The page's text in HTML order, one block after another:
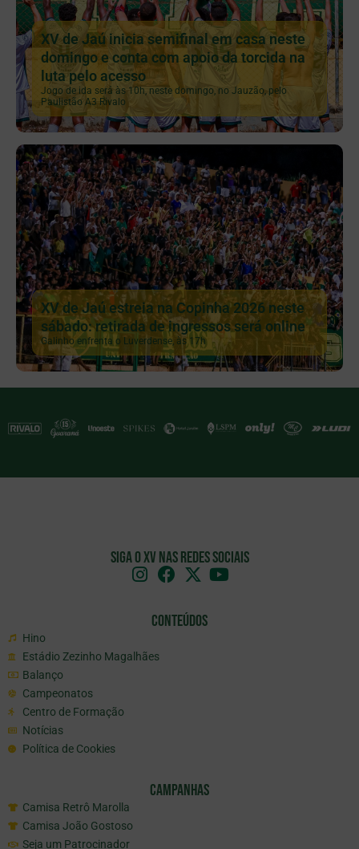
XV de Jaú inicia semifinal em casa neste
domingo e conta com apoio da torcida na
luta pelo acesso
Jogo de ida será às 10h, neste domingo, no Jauzão, pelo
Paulistão A3 Rivalo
XV de Jaú estreia na Copinha 2026 neste
sábado: retirada de ingressos será online
Galinho enfrenta o Luverdense, às 17h
Siga o XV nas redes sociais
Conteúdos
Hino
Estádio Zezinho Magalhães
Balanço
Campeonatos
Centro de Formação
Notícias
Política de Cookies
Campanhas
Camisa Retrô Marolla
Camisa João Gostoso
Seja um Patrocinador